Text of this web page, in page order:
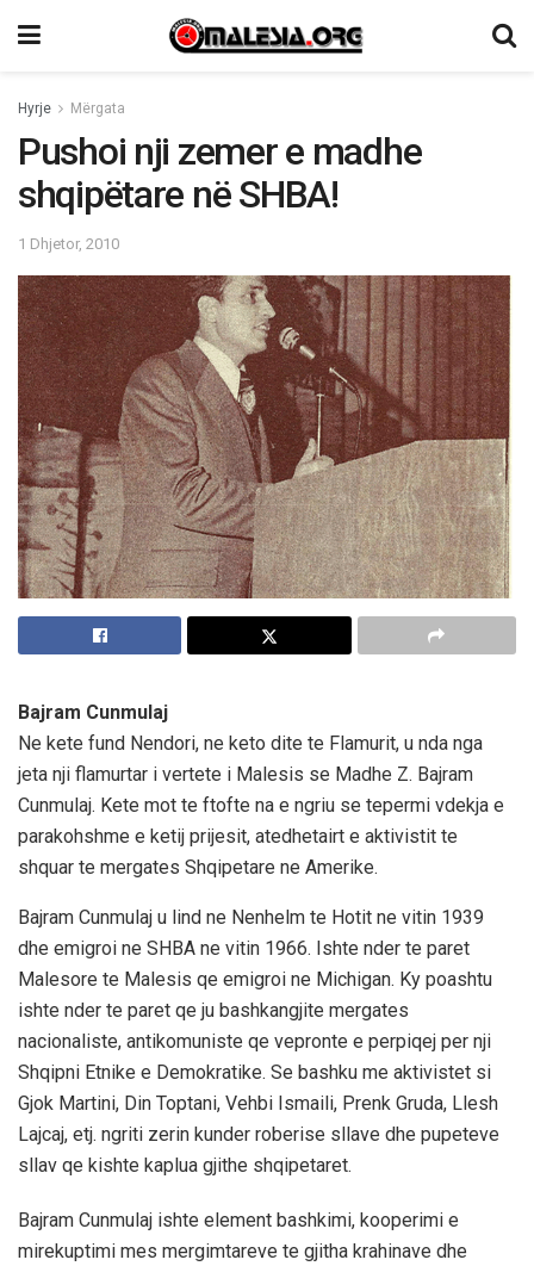
Hyrje Mërgata
Pushoi nji zemer e madhe
shqipëtare në SHBA!
1 Dhjetor, 2010
Bajram Cunmulaj
Ne kete fund Nendori, ne keto dite te Flamurit, u nda nga
jeta nji flamurtar i vertete i Malesis se Madhe Z. Bajram
Cunmulaj. Kete mot te ftofte na e ngriu se tepermi vdekja e
parakohshme e ketij prijesit, atedhetairt e aktivistit te
shquar te mergates Shqipetare ne Amerike.
Bajram Cunmulaj u lind ne Nenhelm te Hotit ne vitin 1939
dhe emigroi ne SHBA ne vitin 1966. Ishte nder te paret
Malesore te Malesis qe emigroi ne Michigan. Ky poashtu
ishte nder te paret qe ju bashkangjite mergates
nacionaliste, antikomuniste qe vepronte e perpiqej per nji
Shqipni Etnike e Demokratike. Se bashku me aktivistet si
Gjok Martini, Din Toptani, Vehbi Ismaili, Prenk Gruda, Llesh
Lajcaj, etj. ngriti zerin kunder roberise sllave dhe pupeteve
sllav qe kishte kaplua gjithe shqipetaret.
Bajram Cunmulaj ishte element bashkimi, kooperimi e
mirekuptimi mes mergimtareve te gjitha krahinave dhe